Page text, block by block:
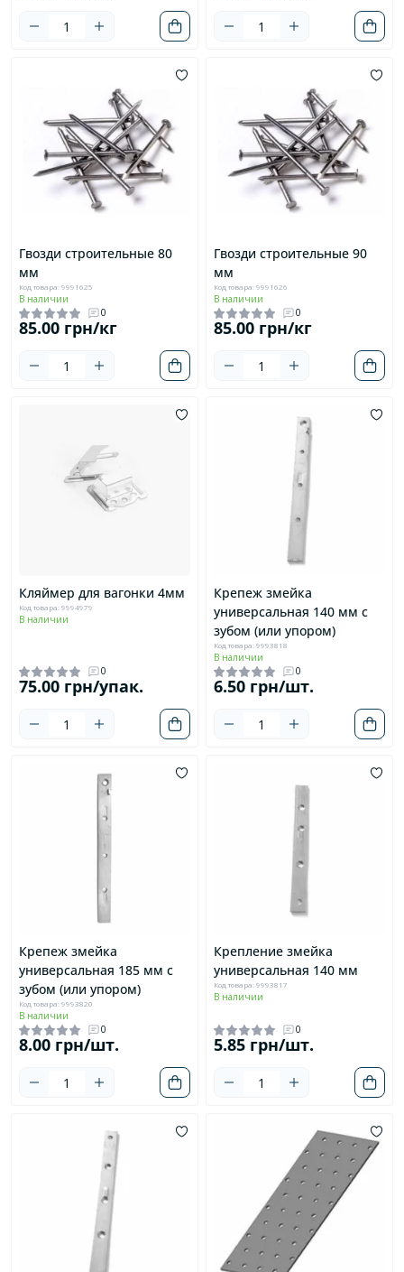
Гвозди строительные 80
мм
Код товара: 9991625
В наличии
0
85.00 грн/кг
Гвозди строительные 90
мм
Код товара: 9991626
В наличии
0
85.00 грн/кг
Кляймер для вагонки 4мм
Код товара: 9994979
В наличии
0
75.00 грн/упак.
Крепеж змейка
универсальная 140 мм с
зубом (или упором)
Код товара: 9993818
В наличии
0
6.50 грн/шт.
Крепеж змейка
универсальная 185 мм с
зубом (или упором)
Код товара: 9993820
В наличии
0
8.00 грн/шт.
Крепление змейка
универсальная 140 мм
Код товара: 9993817
В наличии
0
5.85 грн/шт.